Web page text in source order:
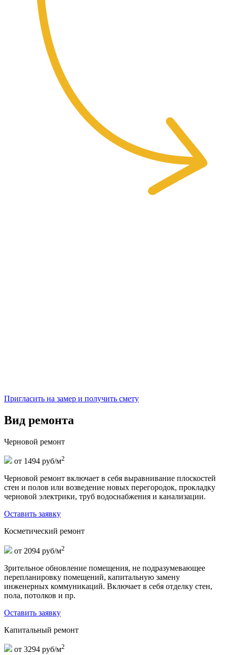
Пригласить на замер и получить смету
Вид ремонта
Черновой ремонт
от 1494 руб/м2
Черновой ремонт включает в себя выравнивание плоскостей
стен и полов или возведение новых перегородок, прокладку
черновой электрики, труб водоснабжения и канализации.
Оставить заявку
Косметический ремонт
от 2094 руб/м2
Зрительное обновление помещения, не подразумевающее
перепланировку помещений, капитальную замену
инженерных коммуникаций. Включает в себя отделку стен,
пола, потолков и пр.
Оставить заявку
Капитальный ремонт
от 3294 руб/м2